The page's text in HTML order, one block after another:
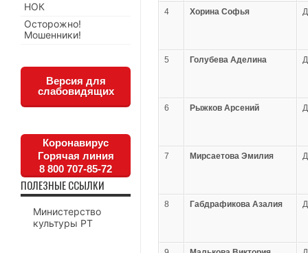
4 Хорина Софья
5 Голубева Аделина
6 Рыжков Арсений
7 Мирсаетова Эмилия
8 Габдрафикова Азалия
НОК
Осторожно!
Мошенники!
Версия для
слабовидящих
Коронавирус
Горячая линия
8 800 707-85-72
ПОЛЕЗНЫЕ ССЫЛКИ
Министерство
культуры РТ